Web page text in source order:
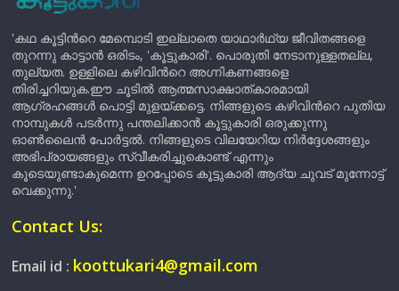
'കഥ കൂട്ടിന്‍റെ മേമ്പൊടി ഇല്ലാതെ യാഥാർഥ്യ ജീവിതങ്ങളെ
തുറന്നു കാട്ടാൻ ഒരിടം, 'കൂട്ടുകാരി'. പൊരുതി നേടാനുള്ളതല്ല,
തുല്യത. ഉള്ളിലെ കഴിവിന്‍റെ അഗ്നികണങ്ങളെ
തിരിച്ചറിയുക.ഈ ചൂടിൽ ആത്മസാക്ഷാത്കാരമായി
ആഗ്രഹങ്ങൾ പൊട്ടി മുളയ്ക്കട്ടെ. നിങ്ങളുടെ കഴിവിന്‍റെ പുതിയ
നാമ്പുകൾ പടർന്നു പന്തലിക്കാൻ കൂട്ടുകാരി ഒരുക്കുന്നു
ഓൺലൈൻ പോർട്ടൽ. നിങ്ങളുടെ വിലയേറിയ നിർദ്ദേശങ്ങളും
അഭിപ്രായങ്ങളും സ്വീകരിച്ചുകൊണ്ട് എന്നും
കൂടെയുണ്ടാകുമെന്ന ഉറപ്പോടെ കൂട്ടുകാരി ആദ്യ ചുവട് മുന്നോട്ട്
വെക്കുന്നു.'
Contact Us:
Email id : koottukari4@gmail.com